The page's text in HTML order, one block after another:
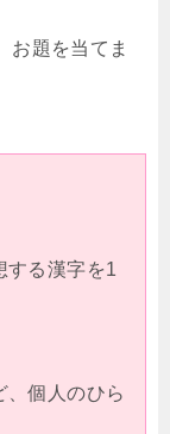
お題を当てま
する漢字を1
、個人のひら